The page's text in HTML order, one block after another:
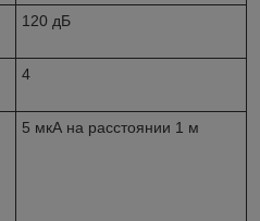
120 дБ
4
5 мкА на расстоянии 1 м